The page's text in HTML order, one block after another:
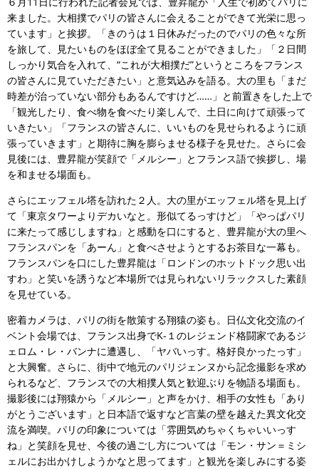
来ました。大相撲でパリの皆さんに会えることができて光栄に思っ
ています」と挨拶。「きのうは１日休みだったのでパリの色々な所
を旅して、見たいものをほぼ全て見ることができました」「２日間
しっかり気合を入れて、“これが大相撲だ”というところをフランス
の皆さんに見ていただきたい」と意気込みを語る。大の里も「まだ
時差が治っていない部分もあるんですけど……」と前置きをした上で
「観光したり、食べ物を食べたり楽しんで、土日に向けて頑張って
いきたい」「フランスの皆さんに、いいものを見せられるように頑
張っていきます」と期待に胸を膨らませる様子を見せた。さらに会
見後には、豊昇龍が笑顔で「メルシー」とフランス語で挨拶し、場
を和ませる場面も。
さらにエッフェル塔を訪れた２人。大の里がエッフェル塔を見上げ
て「東京タワーよりデカいなと。形似てるっすけど」「やっぱパリ
に来たって感じしますね」と感動を口にすると、豊昇龍が大の里へ
フランスパンを「あーん」と食べさせようとするお茶目な一幕も。
フランスパンを口にした豊昇龍は「ロンドンのホットドック思い出
すわ」と笑いを誘うなど本場所では見られないリラックスした素顔
を見せている。
密着カメラは、パリの街を散策する翔猿の姿も。日仏文化交流のイ
ベント会場では、フランス出身でK-１のレジェンド格闘家であるジ
ェロム・レ・バンナに遭遇し、「ヤバいっす。格好良かったっす」
と大興奮。さらに、街中で地元のパリジェンヌから記念撮影を求め
られるなど、フランスでの大相撲人気と歓迎ぶりを物語る場面も。
撮影後には翔猿から「メルシー」と声をかけ、相手の女性も「あり
がとうございます」と日本語で返すなど言葉の壁を越えた異文化交
流を満喫。パリの印象については「雰囲気めちゃくちゃいいっす
ね」と笑顔を見せ、今後の過ごし方については「モン・サン＝ミシ
ェルにお出かけしようかなと思ってます」と観光を楽しみにする姿